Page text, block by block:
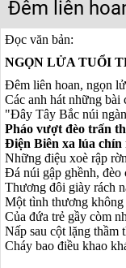
Đêm liên
Đọc văn bản:
NGỌN LỬA TUỔI
Đêm liên hoan, ngọn
Các anh hát những bài
"Đây Tây Bắc núi
Pháo vượt đèo trấn
Điện Biên xa lúa chín
Những điệu xoè rập
Đá núi gập ghềnh, đèo
Thương đôi giày rách
Một tình thương
Của đứa trẻ gầy còm
Nấp sau cột lặng thầm
Cháy bao điều khao